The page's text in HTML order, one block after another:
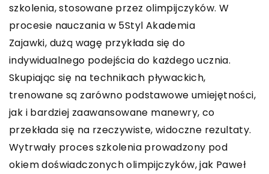
szkolenia, stosowane przez olimpijczyków. W
procesie nauczania w 5Styl Akademia
Zajawki, dużą wagę przykłada się do
indywidualnego podejścia do każdego ucznia.
Skupiając się na technikach pływackich,
trenowane są zarówno podstawowe umiejętności,
jak i bardziej zaawansowane manewry, co
przekłada się na rzeczywiste, widoczne rezultaty.
Wytrwały proces szkolenia prowadzony pod
okiem doświadczonych olimpijczyków, jak Paweł